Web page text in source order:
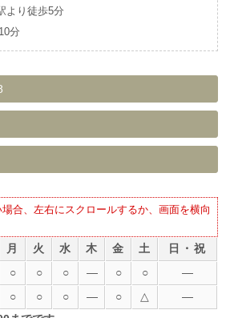
より徒歩5分
分
合、左右にスクロールするか、画面を横向
月 火 水 木 金 土
日・祝
○ ○ ○ ― ○ ○
―
○ ○ ○ ― ○ △
―